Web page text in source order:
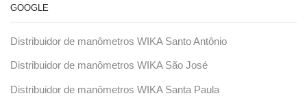
GOOGLE
Distribuidor de manômetros WIKA Santo Antônio
Distribuidor de manômetros WIKA São José
Distribuidor de manômetros WIKA Santa Paula